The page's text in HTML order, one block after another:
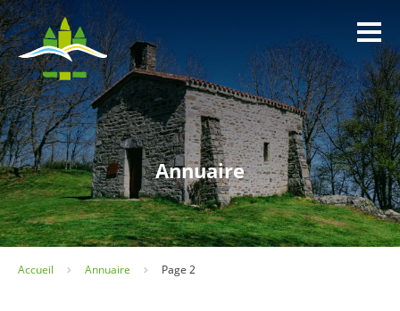
Annuaire
Accueil Annuaire Page 2
Panneau de gestion des cookies